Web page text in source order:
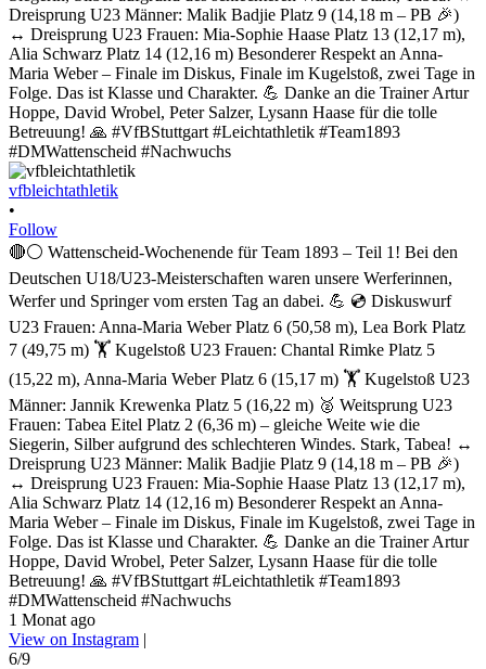
vfbleichtathletik
•
Follow
🔴⚪ Wattenscheid-Wochenende für Team 1893 – Teil 1! Bei den
Deutschen U18/U23-Meisterschaften waren unsere Werferinnen,
Werfer und Springer vom ersten Tag an dabei. 💪 💿 Diskuswurf
U23 Frauen: Anna-Maria Weber Platz 6 (50,58 m), Lea Bork Platz
7 (49,75 m) 🏋️ Kugelstoß U23 Frauen: Chantal Rimke Platz 5
(15,22 m), Anna-Maria Weber Platz 6 (15,17 m) 🏋️ Kugelstoß U23
Männer: Jannik Krewenka Platz 5 (16,22 m) 🥈 Weitsprung U23
Frauen: Tabea Eitel Platz 2 (6,36 m) – gleiche Weite wie die
Siegerin, Silber aufgrund des schlechteren Windes. Stark, Tabea! ↔️
Dreisprung U23 Männer: Malik Badjie Platz 9 (14,18 m – PB 🎉)
↔️ Dreisprung U23 Frauen: Mia-Sophie Haase Platz 13 (12,17 m),
Alia Schwarz Platz 14 (12,16 m) Besonderer Respekt an Anna-
Maria Weber – Finale im Diskus, Finale im Kugelstoß, zwei Tage in
Folge. Das ist Klasse und Charakter. 💪 Danke an die Trainer Artur
Hoppe, David Wrobel, Peter Salzer, Lysann Haase für die tolle
Betreuung! 🙏 #VfBStuttgart #Leichtathletik #Team1893
#DMWattenscheid #Nachwuchs
1 Monat ago
View on Instagram |
6/9